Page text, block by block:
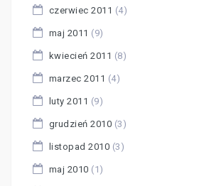
czerwiec 2011 (4)
maj 2011 (9)
kwiecień 2011 (8)
marzec 2011 (4)
luty 2011 (9)
grudzień 2010 (3)
listopad 2010 (3)
maj 2010 (1)